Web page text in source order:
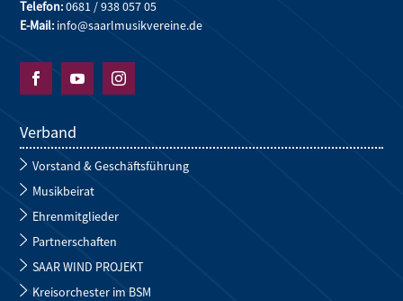
Telefon:0681 / 938 057 05
E-Mail: info@saarlmusikvereine.de
  
Verband
Vorstand & Geschäftsführung
Musikbeirat
Ehrenmitglieder
Partnerschaften
SAAR WIND PROJEKT
Kreisorchester im BSM